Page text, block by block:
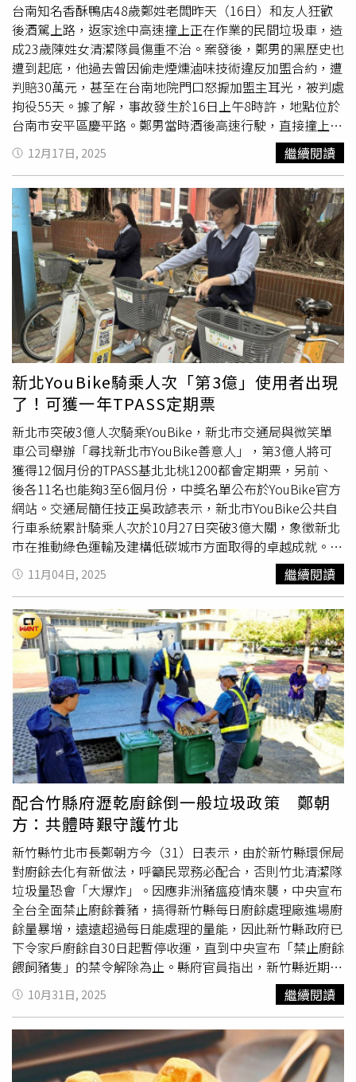
台南知名香酥鴨店48歲鄭姓老闆昨天（16日）和友人狂歡
後酒駕上路，返家途中高速撞上正在作業的民間垃圾車，造
成23歲陳姓女清潔隊員傷重不治。案發後，鄭男的黑歷史也
遭到起底，他過去曾因偷走煙燻滷味技術違反加盟合約，遭
判賠30萬元，甚至在台南地院門口怒搧加盟主耳光，被判處
拘役55天。據了解，事故發生於16日上午8時許，地點位於
台南市安平區慶平路。鄭男當時酒後高速行駛，直接撞上正
在路邊作業的垃圾車。警方獲報後到場酒測，赫見鄭男酒精
濃度高達每公升0.95毫克，超標近3倍。調查發現，鄭男前
晚趁著公休日與友人聚餐飲酒，之後又前往酒吧續攤，直到
天亮才駕車返家。事發後，鄭男因腳部骨折受困車內，被救
出時身上散發濃烈酒味，言語混亂，甚至否認自己駕車，並
謊稱曾叫代駕。檢方複訊後向法院聲請羈押，並於當晚獲
准。案件曝光後，鄭男遭起底為知名香酥鴨店負責人，店家
Google評論遭大量負評灌入，評分一度跌至1.4顆星，店名
甚至被惡意更改，臉書粉專也緊急關閉。此外，鄭男過往爭
議也再度被翻出。根據判決書，鄭男妻子2018年間與陳姓
業者簽訂加盟合約，2人到對方店內學習煙燻滷味技術，並
經營加盟店，卻於合約期間違約另起爐灶，遭法院認定違反
競業禁止條款，判賠30萬元。雙方結下樑子，2023年在台
南地院門口爆發肢體衝突，鄭男因當眾掌摑加盟主，被依傷
害罪判處拘役55天。《CTWANT》提醒您：喝酒勿開車！飲
酒過量，有害健康，未滿18歲請勿飲酒。
12月17日, 2025 繼續閱讀
新北YouBike騎乘人次「第3億」使用者出現
了！可獲一年TPASS定期票
新北市突破3億人次騎乘YouBike，新北市交通局與微笑單
車公司舉辦「尋找新北市YouBike善意人」，第3億人將可
獲得12個月份的TPASS基北北桃1200都會定期票，另前、
後各11名也能夠3至6個月份，中獎名單公布於YouBike官方
網站。交通局簡任技正吳政諺表示，新北市YouBike公共自
行車系統累計騎乘人次於10月27日突破3億大關，象徵新北
市在推動綠色運輸及建構低碳城市方面取得的卓越成就。為
慶賀新北市YouBike突破3億騎人次，交通局與微笑單車公
司舉辦「＃尋找善意人」系列活動，包含「尋找新北市
YouBike善意人」、「善意預言家」以及 「新北YouBike善
意祝福牆」留言抽獎等活動，其中「尋找新北市YouBike善
意人」活動的第3億名幸運兒可獲相當一年12個月份的
TPASS基北北桃1200都會通定期票（30日），前、後各11
名也能夠3至6個月份。「尋找新北市YouBike善意人」得獎
名單已公布於YouBike官方網站－「活動專區」－「得獎公
告」，微笑單車公司亦同步發送簡訊給得獎人，領獎時間為
11月10日至11月30日期間每日上午10時至晚間7時（每周
三公休 ）。交通局表示，「善意祝福牆」感謝活動仍持續至
11月10日截止，將抽出100位幸運兒贈送價值100元
YouBike騎乘券。
11月04日, 2025 繼續閱讀
配合竹縣府瀝乾廚餘倒一般垃圾政策 鄭朝
方：共體時艱守護竹北
新竹縣竹北市長鄭朝方今（31）日表示，由於新竹縣環保局
對廚餘去化有新做法，呼籲民眾務必配合，否則竹北清潔隊
垃圾量恐會「大爆炸」。因應非洲豬瘟疫情來襲，中央宣布
全台全面禁止廚餘養豬，搞得新竹縣每日廚餘處理廠進場廚
餘量暴增，遠遠超過每日能處理的量能，因此新竹縣政府已
下令家戶廚餘自30日起暫停收運，直到中央宣布「禁止廚餘
餵飼豬隻」的禁令解除為止。縣府官員指出，新竹縣近期廚
餘進場量不只爆出設計容量，暫置空間與脫水濾液場地也已
飽和，為避免環境負荷過重只好忍痛調整政策，請民眾務必
將廚餘瀝乾後改放入垃圾袋打包，與一般垃圾一同放置於清
潔車，直到中央解除為止。竹北清潔隊扛下20所境內學校廚
餘回收責任，清潔隊負擔不小。（圖／周志龍攝）身為新竹
10月31日, 2025 繼續閱讀